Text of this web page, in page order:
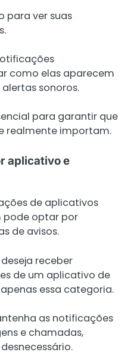
para ver suas
como elas aparecem
sonoros.
para garantir que
realmente importam.
aplicativo e
de aplicativos
pode optar por
de avisos.
receber
de um aplicativo de
essa categoria.
as notificações
e chamadas,